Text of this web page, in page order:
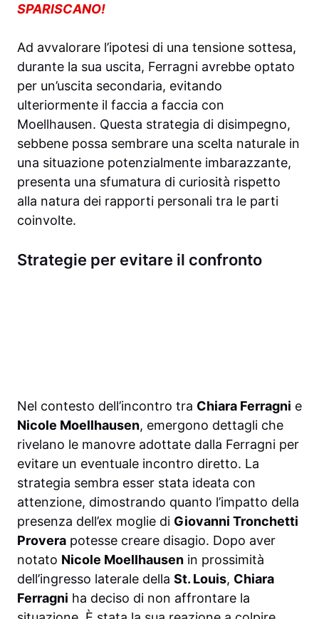
SPARISCANO!
Ad avvalorare l’ipotesi di una tensione sottesa,
durante la sua uscita, Ferragni avrebbe optato
per un’uscita secondaria, evitando
ulteriormente il faccia a faccia con
Moellhausen. Questa strategia di disimpegno,
sebbene possa sembrare una scelta naturale in
una situazione potenzialmente imbarazzante,
presenta una sfumatura di curiosità rispetto
alla natura dei rapporti personali tra le parti
coinvolte.
Strategie per evitare il confronto
Nel contesto dell’incontro tra Chiara Ferragni e
Nicole Moellhausen, emergono dettagli che
rivelano le manovre adottate dalla Ferragni per
evitare un eventuale incontro diretto. La
strategia sembra esser stata ideata con
attenzione, dimostrando quanto l’impatto della
presenza dell’ex moglie di Giovanni Tronchetti
Provera potesse creare disagio. Dopo aver
notato Nicole Moellhausen in prossimità
dell’ingresso laterale della St. Louis, Chiara
Ferragni ha deciso di non affrontare la